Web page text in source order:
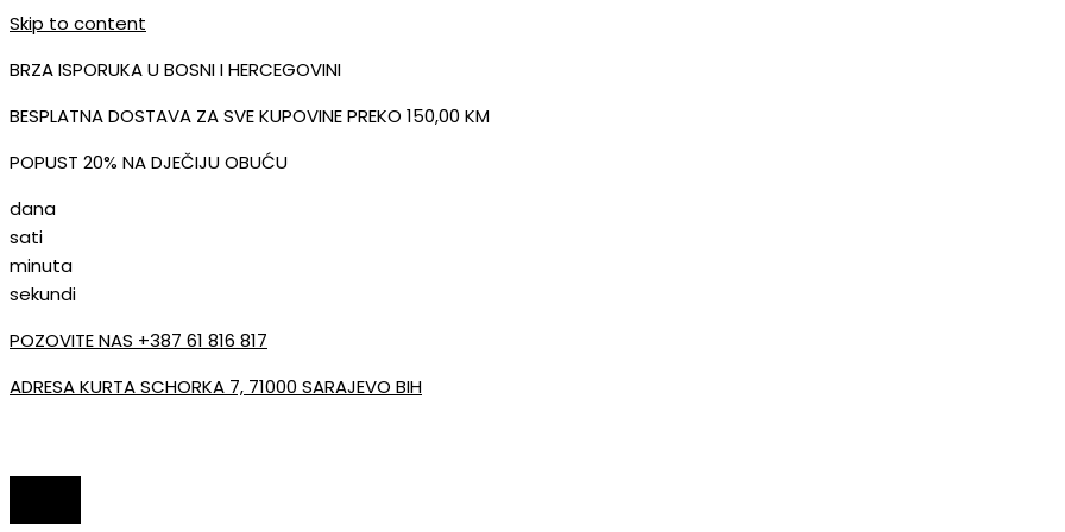
Skip to content
BRZA ISPORUKA U BOSNI I HERCEGOVINI
BESPLATNA DOSTAVA ZA SVE KUPOVINE PREKO 150,00 KM
POPUST 20% NA DJEČIJU OBUĆU
dana
sati
minuta
sekundi
POZOVITE NAS +387 61 816 817
ADRESA KURTA SCHORKA 7, 71000 SARAJEVO BIH